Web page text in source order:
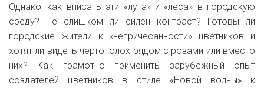
Однако, как вписать эти «луга» и «леса» в городскую
среду? Не слишком ли силен контраст? Готовы ли
городские жители к «непричесанности» цветников и
хотят ли видеть чертополох рядом с розами или вместо
них? Как грамотно применить зарубежный опыт
создателей цветников в стиле «Новой волны» к